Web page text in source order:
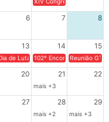
6 7 8
13 14 15
no Rio Grande do Sul - 100
a Cuba no Rio Grande do
de Luta em Defesa de Cuba e da
102º Encontro da
Reunião
20 21 22
mais +3
27 28 29
mais +2 mais +3